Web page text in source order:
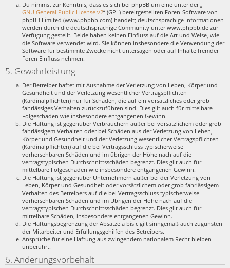
Du nimmst zur Kenntnis, dass es sich bei phpBB um eine unter der „
GNU General Public License v2“ (GPL) bereitgestellten Foren-Software von
phpBB Limited (www.phpbb.com) handelt; deutschsprachige Informationen
werden durch die deutschsprachige Community unter www.phpbb.de zur
Verfügung gestellt. Beide haben keinen Einfluss auf die Art und Weise, wie
die Software verwendet wird. Sie können insbesondere die Verwendung der
Software für bestimmte Zwecke nicht untersagen oder auf Inhalte fremder
Foren Einfluss nehmen.
5. Gewährleistung
Der Betreiber haftet mit Ausnahme der Verletzung von Leben, Körper und
Gesundheit und der Verletzung wesentlicher Vertragspflichten
(Kardinalpflichten) nur für Schäden, die auf ein vorsätzliches oder grob
fahrlässiges Verhalten zurückzuführen sind. Dies gilt auch für mittelbare
Folgeschäden wie insbesondere entgangenen Gewinn.
Die Haftung ist gegenüber Verbrauchern außer bei vorsätzlichem oder grob
fahrlässigem Verhalten oder bei Schäden aus der Verletzung von Leben,
Körper und Gesundheit und der Verletzung wesentlicher Vertragspflichten
(Kardinalpflichten) auf die bei Vertragsschluss typischerweise
vorhersehbaren Schäden und im übrigen der Höhe nach auf die
vertragstypischen Durchschnittsschäden begrenzt. Dies gilt auch für
mittelbare Folgeschäden wie insbesondere entgangenen Gewinn.
Die Haftung ist gegenüber Unternehmern außer bei der Verletzung von
Leben, Körper und Gesundheit oder vorsätzlichem oder grob fahrlässigem
Verhalten des Betreibers auf die bei Vertragsschluss typischerweise
vorhersehbaren Schäden und im Übrigen der Höhe nach auf die
vertragstypischen Durchschnittsschäden begrenzt. Dies gilt auch für
mittelbare Schäden, insbesondere entgangenen Gewinn.
Die Haftungsbegrenzung der Absätze a bis c gilt sinngemäß auch zugunsten
der Mitarbeiter und Erfüllungsgehilfen des Betreibers.
Ansprüche für eine Haftung aus zwingendem nationalem Recht bleiben
unberührt.
6. Änderungsvorbehalt